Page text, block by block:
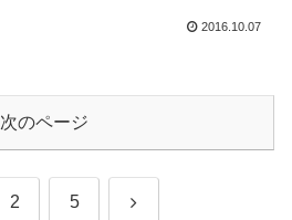
2016.10.07
次のページ
2 5 次